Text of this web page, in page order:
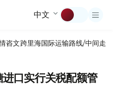
中文
咨文跨里海国际运输路线/中间走廊
口实行关税配额管